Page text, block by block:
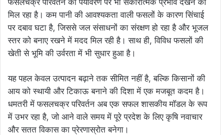
मिल रहा है। कम पानी की आवश्यकता वाली फसलों के कारण सिंचाई
पर दबाव घटा है, जिससे जल संसाधनों का संरक्षण हो रहा है और भूजल
स्तर को बनाए रखने में मदद मिल रही है। साथ ही, विविध फसलों की
खेती से भूमि की उर्वरता में भी सुधार हुआ है।
यह पहल केवल उत्पादन बढ़ाने तक सीमित नहीं है, बल्कि किसानों की
आय को स्थायी और टिकाऊ बनाने की दिशा में एक मजबूत कदम है।
धमतरी में फसलचक्र परिवर्तन अब एक सफल शासकीय मॉडल के रूप
में उभर रहा है, जो आने वाले समय में पूरे प्रदेश के लिए कृषि नवाचार
और सतत विकास का प्रेरणास्रोत बनेगा।